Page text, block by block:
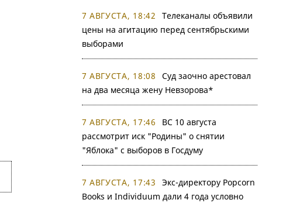
7 АВГУСТА, 18:42
Телеканалы объявили
цены на агитацию перед сентябрьскими
выборами
7 АВГУСТА, 18:08
Суд заочно арестовал
на два месяца жену Невзорова*
7 АВГУСТА, 17:46
ВС 10 августа
рассмотрит иск "Родины" о снятии
"Яблока" с выборов в Госдуму
7 АВГУСТА, 17:43
Экс-директору Popcorn
Books и Individuum дали 4 года условно